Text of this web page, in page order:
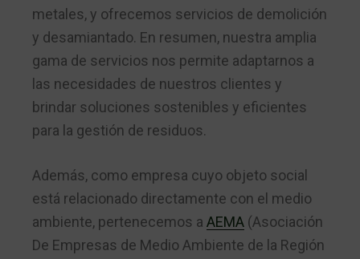
metales, y ofrecemos servicios de demolición
y desamiantado. En resumen, nuestra amplia
gama de servicios nos permite adaptarnos a
las necesidades de nuestros clientes y
brindar soluciones sostenibles y eficientes
para la gestión de residuos.
Además, como empresa cuyo objeto social
está relacionado directamente con el medio
ambiente, pertenecemos a AEMA (Asociación
De Empresas de Medio Ambiente de la Región